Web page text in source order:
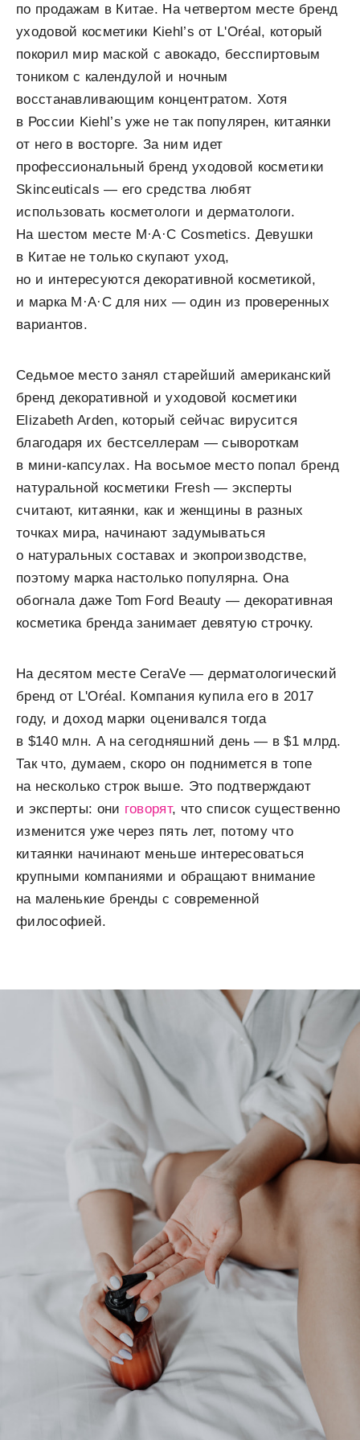
по продажам в Китае. На четвертом месте бренд
уходовой косметики Kiehl’s от L'Oréal, который
покорил мир маской с авокадо, бесспиртовым
тоником с календулой и ночным
восстанавливающим концентратом. Хотя
в России Kiehl’s уже не так популярен, китаянки
от него в восторге. За ним идет
профессиональный бренд уходовой косметики
Skinceuticals — его средства любят
использовать косметологи и дерматологи.
На шестом месте M·A·C Cosmetics. Девушки
в Китае не только скупают уход,
но и интересуются декоративной косметикой,
и марка M·A·C для них — один из проверенных
вариантов.
Седьмое место занял старейший американский
бренд декоративной и уходовой косметики
Elizabeth Arden, который сейчас вирусится
благодаря их бестселлерам — сывороткам
в мини-капсулах. На восьмое место попал бренд
натуральной косметики Fresh — эксперты
считают, китаянки, как и женщины в разных
точках мира, начинают задумываться
о натуральных составах и экопроизводстве,
поэтому марка настолько популярна. Она
обогнала даже Tom Ford Beauty — декоративная
косметика бренда занимает девятую строчку.
На десятом месте CeraVe — дерматологический
бренд от L'Oréal. Компания купила его в 2017
году, и доход марки оценивался тогда
в $140 млн. А на сегодняшний день — в $1 млрд.
Так что, думаем, скоро он поднимется в топе
на несколько строк выше. Это подтверждают
и эксперты: они говорят, что список существенно
изменится уже через пять лет, потому что
китаянки начинают меньше интересоваться
крупными компаниями и обращают внимание
на маленькие бренды с современной
философией.